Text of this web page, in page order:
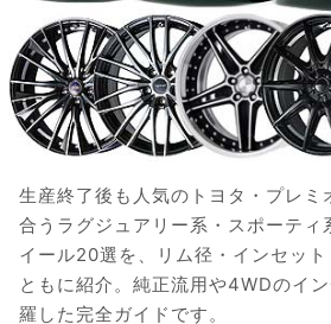
生産終了後も人気のトヨタ・プレ
合うラグジュアリー系・スポーティ
イール20選を、リム径・インセッ
ともに紹介。純正流用や4WDのイ
羅した完全ガイドです。